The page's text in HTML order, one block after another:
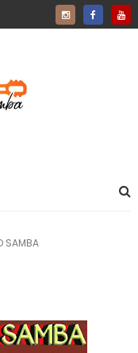
SAMBA